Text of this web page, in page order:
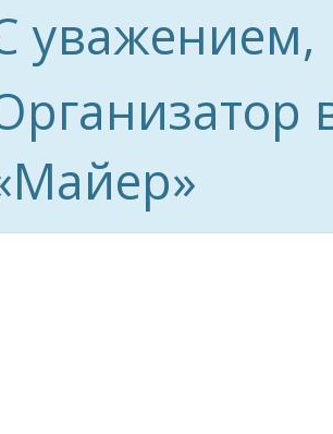
уважением,